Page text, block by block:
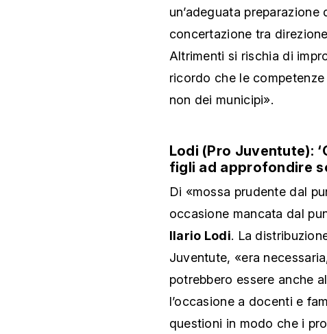
un’adeguata
concertazione tra
Altrimenti si rischia di
ricordo che le
non dei municipi».
Lodi (Pro Juventute):
figli ad approfondire
Di «mossa prudente dal
occasione mancata dal
Ilario Lodi. La
Juventute, «era
potrebbero essere anche
l’occasione a docenti e
questioni in modo che i